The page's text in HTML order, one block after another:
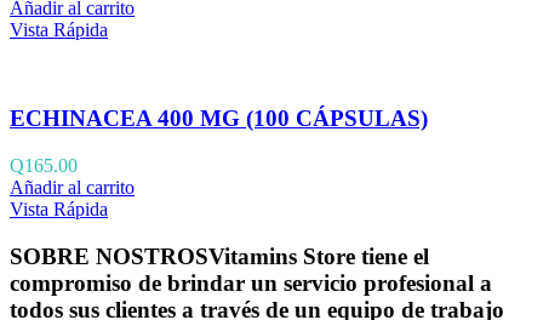
Añadir al carrito
Vista Rápida
ECHINACEA 400 MG (100 CÁPSULAS)
Q165.00
Añadir al carrito
Vista Rápida
SOBRE NOSTROSVitamins Store tiene el
compromiso de brindar un servicio profesional a
todos sus clientes a través de un equipo de trabajo